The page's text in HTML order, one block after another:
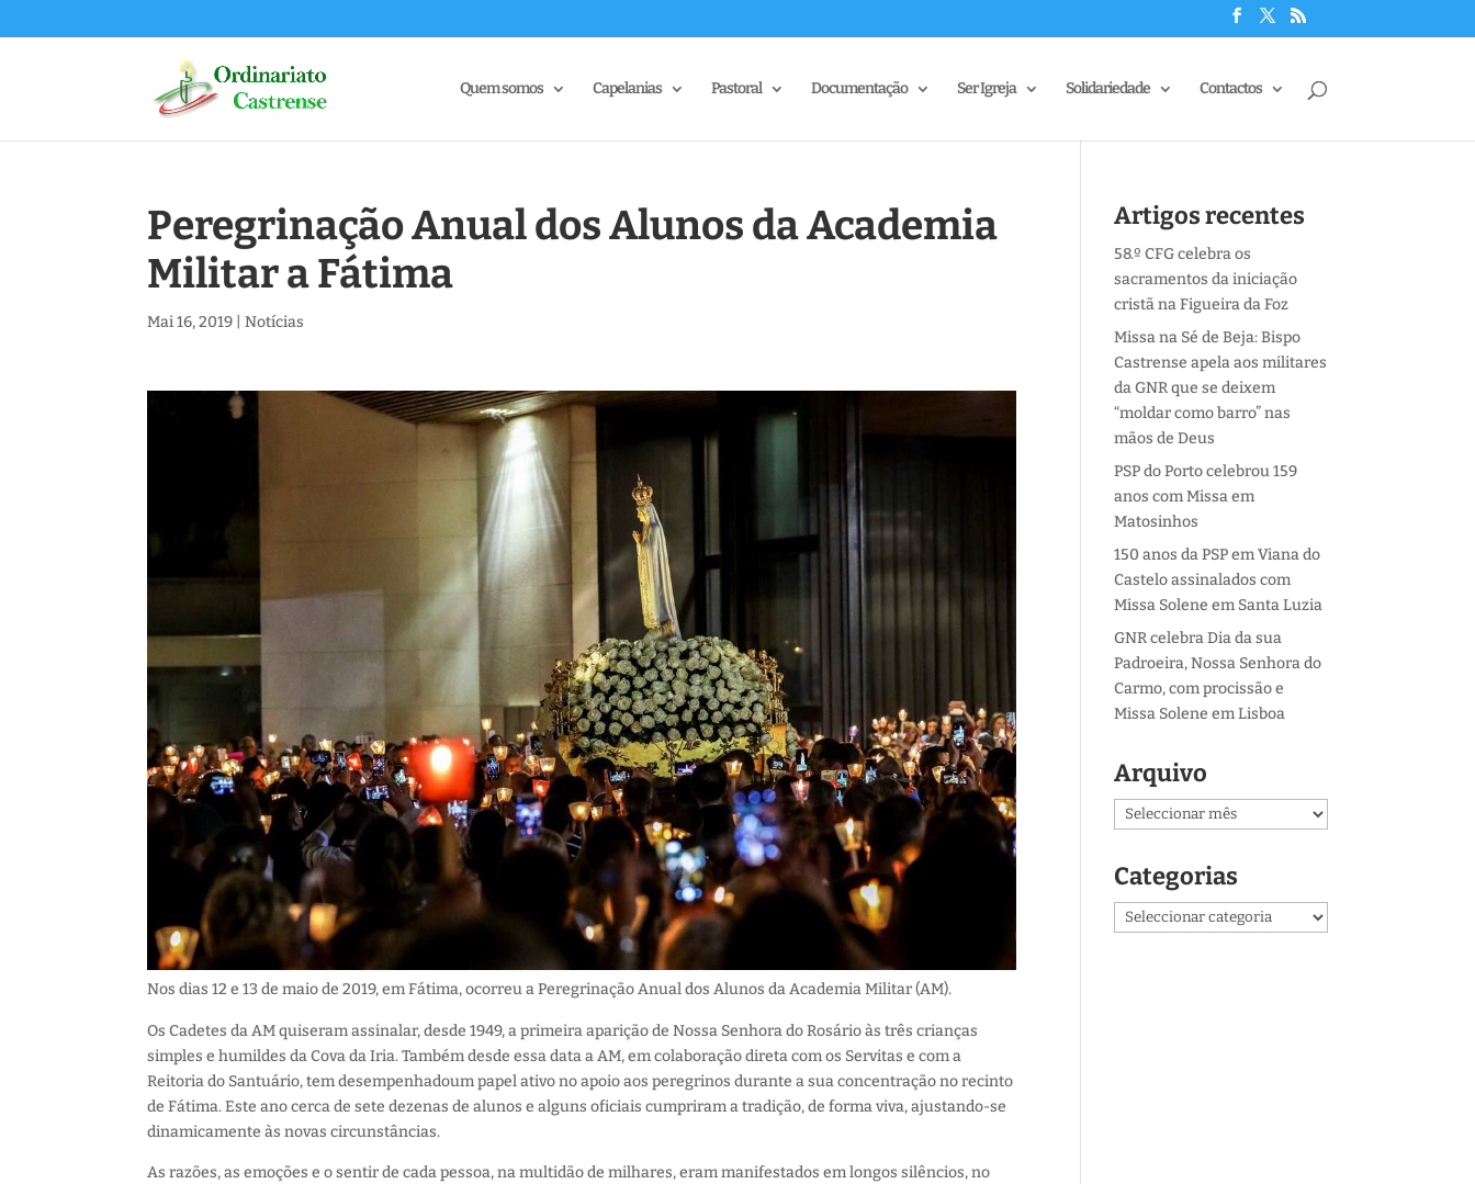
Quem somos Capelanias Pastoral Documentação Ser Igreja Solidariedade Contactos
Peregrinação Anual dos Alunos da Academia
Militar a Fátima
Mai 16, 2019 |Notícias
Nos dias 12 e 13de maio de 2019, em Fátima,ocorreu a Peregrinação Anual dos Alunos da Academia Militar (AM).
Os Cadetes da AM quiseram assinalar, desde 1949,a primeira aparição de Nossa Senhora do Rosário às três crianças
simples e humildes da Cova da Iria. Também desde essa data a AM, em colaboração direta com os Servitas e com a
Reitoria do Santuário, temdesempenhadoum papel ativo no apoio aos peregrinosdurante a sua concentração no recinto
de Fátima. Este ano cerca de sete dezenas de alunos e alguns oficiais cumpriram a tradição, de forma viva, ajustando-se
dinamicamente às novas circunstâncias.
As razões, as emoções e o sentir de cada pessoa, na multidão de milhares,erammanifestados emlongos silêncios, no
Artigos recentes
58.º CFG celebra os
sacramentos da iniciação
cristã na Figueira da Foz
Missa na Sé de Beja: Bispo
Castrense apela aos militares
da GNR que se deixem
“moldar como barro” nas
mãos de Deus
PSP do Porto celebrou 159
anos com Missa em
Matosinhos
150 anos da PSP em Viana do
Castelo assinalados com
Missa Solene em Santa Luzia
GNR celebra Dia da sua
Padroeira, Nossa Senhora do
Carmo, com procissão e
Missa Solene em Lisboa
Arquivo
Arquivo
Categorias
Categorias